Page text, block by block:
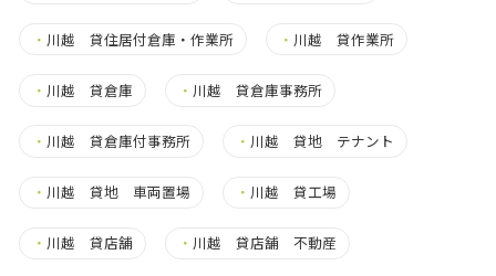
・ 川越 貸住居付倉庫・作業所 ・ 川越 貸作業所
・ 川越 貸倉庫 ・ 川越 貸倉庫事務所
・ 川越 貸倉庫付事務所 ・ 川越 貸地 テナント
・ 川越 貸地 車両置場 ・ 川越 貸工場
・ 川越 貸店舗 ・ 川越 貸店舗 不動産